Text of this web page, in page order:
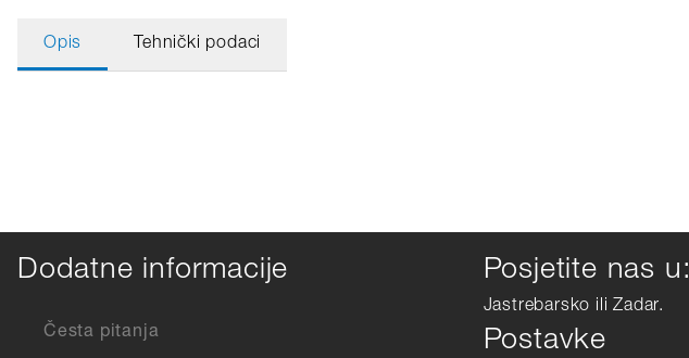
Opis Tehnički podaci
Dodatne informacije
Česta pitanja
Posjetite nas u:
Jastrebarsko ili Zadar.
Postavke